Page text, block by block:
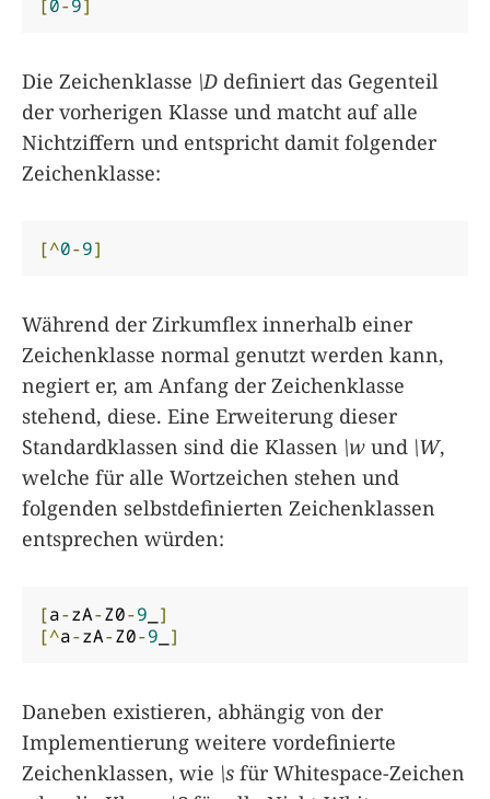
[0-9]
Die Zeichenklasse \D definiert das Gegenteil
der vorherigen Klasse und matcht auf alle
Nichtziffern und entspricht damit folgender
Zeichenklasse:
[^0-9]
Während der Zirkumflex innerhalb einer
Zeichenklasse normal genutzt werden kann,
negiert er, am Anfang der Zeichenklasse
stehend, diese. Eine Erweiterung dieser
Standardklassen sind die Klassen \w und \W,
welche für alle Wortzeichen stehen und
folgenden selbstdefinierten Zeichenklassen
entsprechen würden:
[a-zA-Z0-9 ]
[^a-zA-Z0-9 ]
Daneben existieren, abhängig von der
Implementierung weitere vordefinierte
Zeichenklassen, wie \s für Whitespace-Zeichen